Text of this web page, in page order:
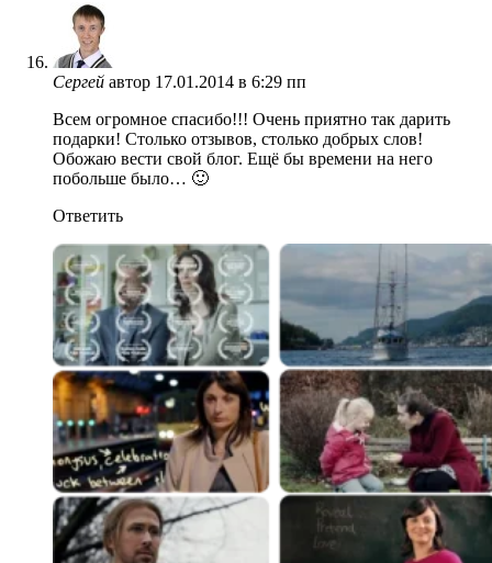
Сергей автор 17.01.2014 в 6:29 пп
Всем огромное спасибо!!! Очень приятно так дарить
подарки! Столько отзывов, столько добрых слов!
Обожаю вести свой блог. Ещё бы времени на него
побольше было… 🙂
Ответить